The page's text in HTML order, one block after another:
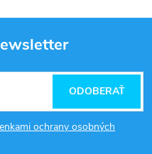
ochrany osobných
ODOBERAŤ